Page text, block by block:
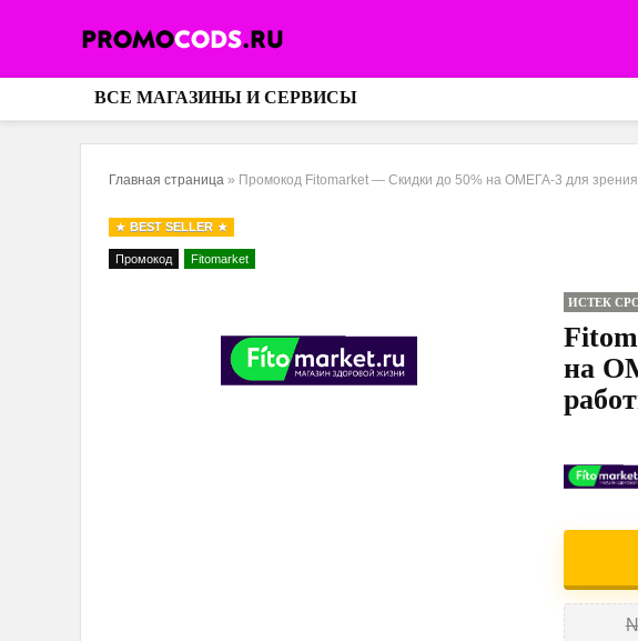
ВСЕ МАГАЗИНЫ И СЕРВИСЫ
Главная страница » Промокод Fitomarket — Скидки до 50% на ОМЕГА-3 для
BEST SELLER
Промокод Fitomarket
ИСТЕК
на